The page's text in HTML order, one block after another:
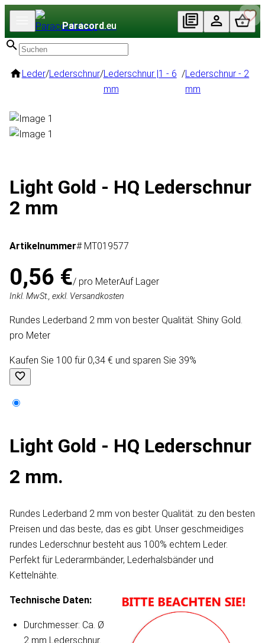
Paracord.eu
Leder/Lederschnur/Lederschnur |1 - 6
mm
/Lederschnur - 2
mm
Light Gold - HQ Lederschnur
2 mm
Artikelnummer# MT019577
0,56 €/ pro MeterAuf Lager
Inkl. MwSt., exkl. Versandkosten
Rundes Lederband 2 mm von bester Qualität. Shiny Gold.
pro Meter
Kaufen Sie 100 für 0,34 € und sparen Sie 39%
Light Gold - HQ Lederschnur
2 mm.
Rundes Lederband 2 mm von bester Qualität. zu den besten
Preisen und das beste, das es gibt. Unser geschmeidiges
rundes Lederschnur besteht aus 100% echtem Leder.
Perfekt für Lederarmbänder, Lederhalsbänder und
Kettelnähte.
Technische Daten:
Durchmesser: Ca. Ø
2 mm Lederschnur.